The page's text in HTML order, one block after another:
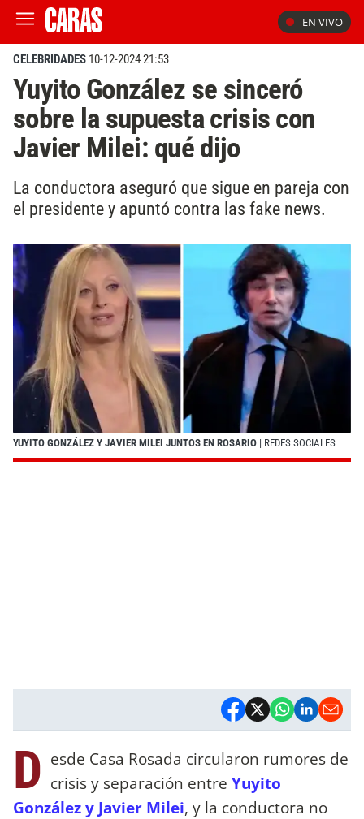
EN VIVO
CELEBRIDADES 10-12-2024 21:53
Yuyito González se sinceró
sobre la supuesta crisis con
Javier Milei: qué dijo
La conductora aseguró que sigue en pareja con
el presidente y apuntó contra las fake news.
YUYITO GONZÁLEZ Y JAVIER MILEI JUNTOS EN ROSARIO | REDES SOCIALES
D esde Casa Rosada circularon rumores de
crisis y separación entre Yuyito
González y Javier Milei, y la conductora no